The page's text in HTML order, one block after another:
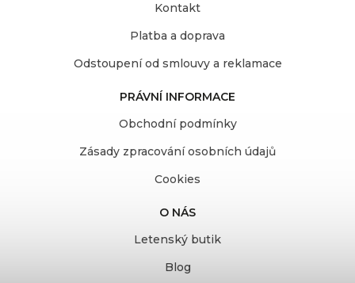
Kontakt
Platba a doprava
Odstoupení od smlouvy a reklamace
PRÁVNÍ INFORMACE
Obchodní podmínky
Zásady zpracování osobních údajů
Cookies
O NÁS
Letenský butik
Blog